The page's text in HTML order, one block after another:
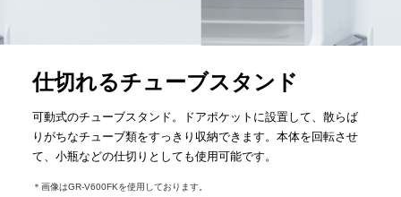
仕切れるチューブスタンド
可動式のチューブスタンド。ドアポケットに設置して、散らば
りがちなチューブ類をすっきり収納できます。本体を回転させ
て、小瓶などの仕切りとしても使用可能です。
＊画像はGR-V600FKを使用しております。